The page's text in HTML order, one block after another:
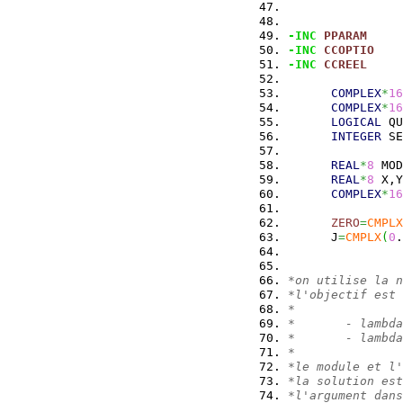
-INC
PPARAM
-INC
CCOPTIO
-INC
CCREEL
COMPLEX*16
COMPLEX*16
LOGICAL
INTEGER
REAL *8
REAL *8
COMPLEX*16
ZERO=CMPLX
      J
=CMPLX( 0 .
*on utilise la
*l'objectif est
*
*       -
*       -
*
*le module et
*la solution est
*l'argument